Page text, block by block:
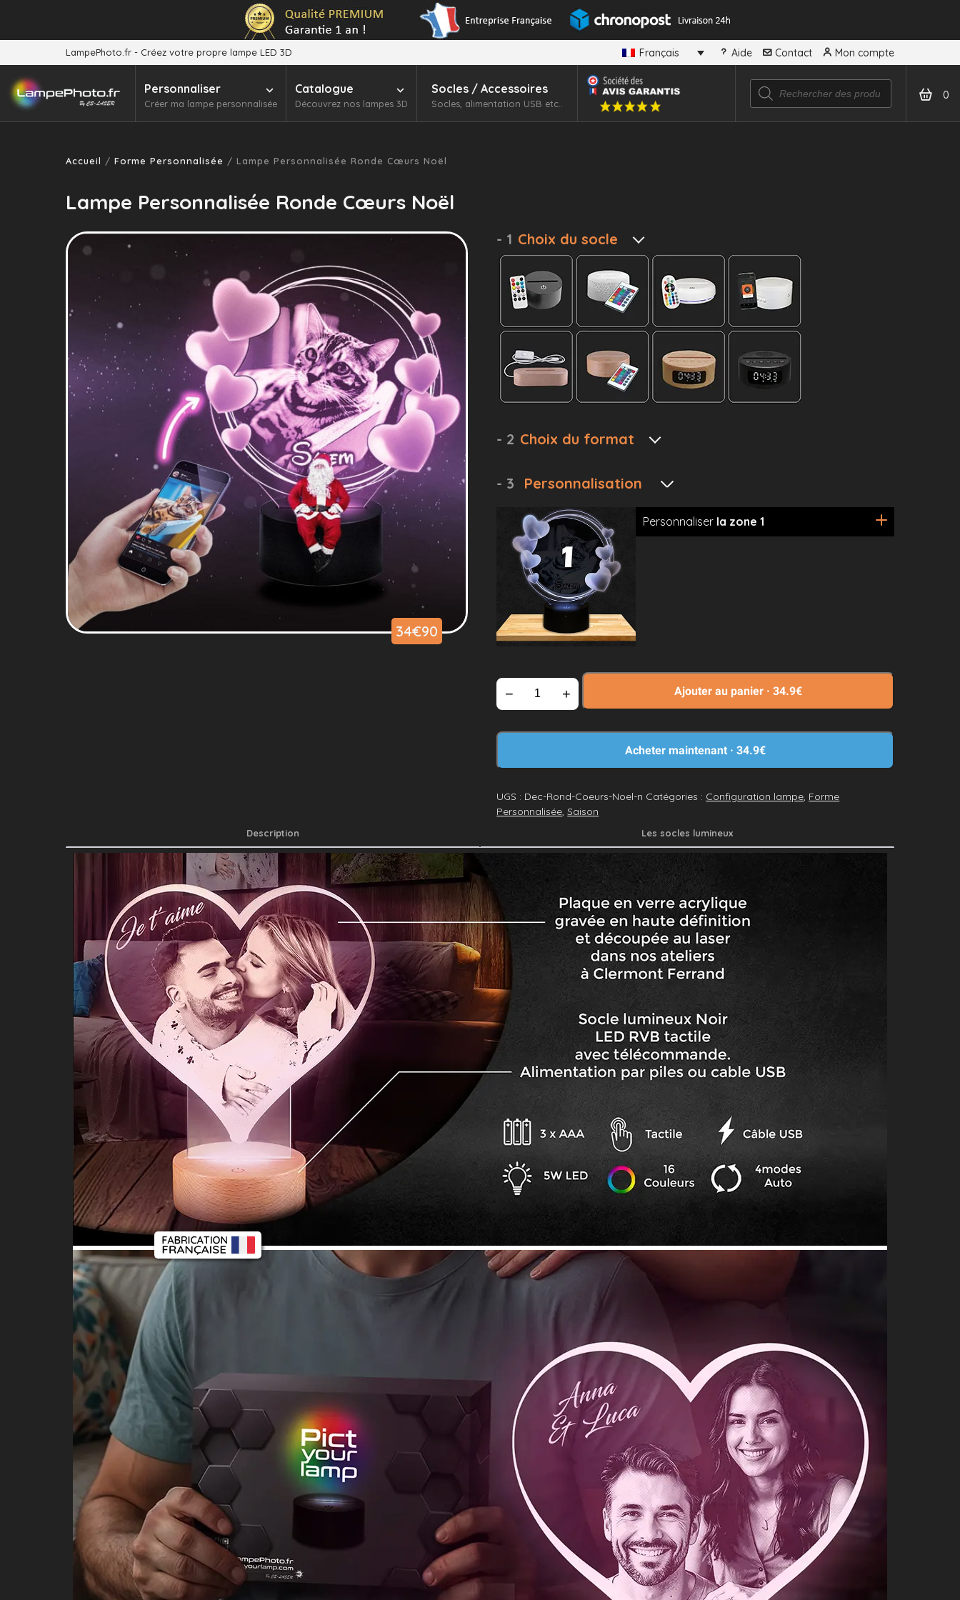
LampePhoto.fr - Créez votre propre lampe LED 3D Français Aide Contact Mon compte
Personnaliser
Créer ma lampe personnalisée
Catalogue
Découvrez nos lampes 3D
Socles / Accessoires
Socles, alimentation USB etc..
0
Accueil / Forme Personnalisée / Lampe Personnalisée Ronde Cœurs Noël
Lampe Personnalisée Ronde Cœurs Noël
34€90
- 1 Choix du socle
- 2 Choix du format
- 3 Personnalisation
Personnaliser la zone 1
− + Ajouter au panier ·34.9€
Acheter maintenant ·34.9€
UGS : Dec-Rond-Coeurs-Noel-n Catégories : Configuration lampe, Forme
Personnalisée,Saison
Description Les socles lumineux